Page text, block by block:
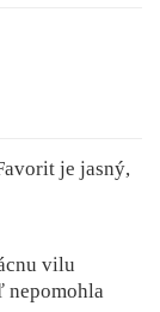
je jasný,
vilu
nepomohla